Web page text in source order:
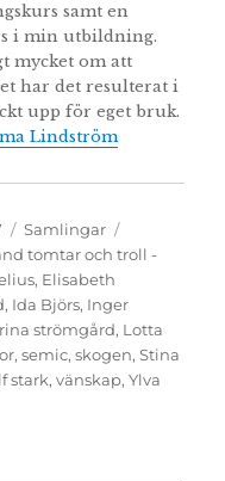
samt en
i min utbildning.
mycket om att
har det resulterat i
upp för eget bruk.
Lindström
Kategorier
Samlingar
tomtar och troll -
, Elisabeth
, Ida Björs, Inger
strömgård, Lotta
,semic,skogen,Stina
stark,vänskap,Ylva